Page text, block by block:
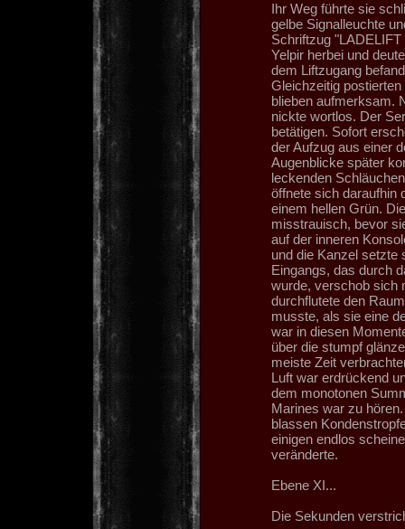
Ihr Weg führte sie
gelbe Signalleuchte
Schriftzug
Yelpir herbei und
dem Liftzugang
Gleichzeitig
blieben aufmerksam.
nickte wortlos. Der
betätigen. Sofort
der Aufzug aus einer
Augenblicke später
leckenden
öffnete sich daraufhin
einem hellen Grün.
misstrauisch, bevor
auf der inneren
und die Kanzel setzte
Eingangs, das durch
wurde, verschob sich
durchflutete den
musste, als sie eine
war in diesen
über die stumpf
meiste Zeit
Luft war erdrückend
dem monotonen
Marines war zu
blassen
einigen endlos
veränderte.
Ebene XI...
Die Sekunden